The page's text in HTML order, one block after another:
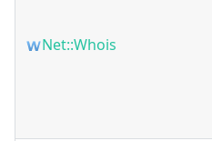
Net::Whois